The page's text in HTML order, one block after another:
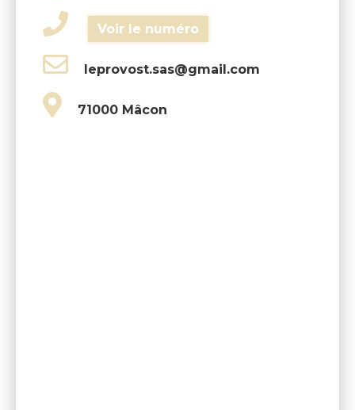
Voir le numéro
leprovost.sas@gmail.com
71000 Mâcon